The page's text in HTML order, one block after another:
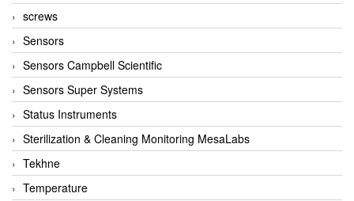
BUSCHJOST
Calectro
Campbell Scientific
Canneed Vietnam
Cantoni
CAPS
CAREL Parts
CCS
screws
Sensors
Sensors Campbell Scientific
Sensors Super Systems
Status Instruments
Sterilization & Cleaning Monitoring MesaLabs
Tekhne
Temperature